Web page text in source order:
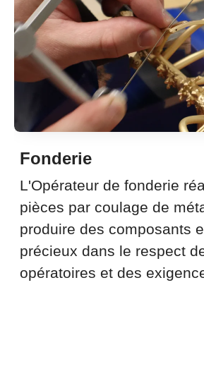
Fonderie
L'Opérateur de fonderie
pièces par coulage de
produire des composants
précieux dans le respect
opératoires et des